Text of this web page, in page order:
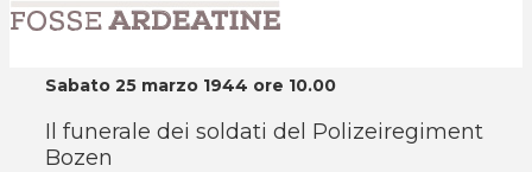
Sabato 25 marzo 1944 ore 10.00
Il funerale dei soldati del Polizeiregiment
Bozen